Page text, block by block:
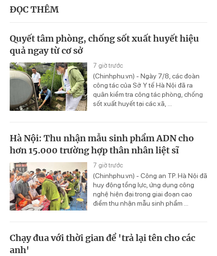
ĐỌC THÊM
Quyết tâm phòng, chống sốt xuất huyết hiệu
quả ngay từ cơ sở
7 giờ trước
(Chinhphu.vn) - Ngày 7/8, các đoàn
công tác của Sở Y tế Hà Nội đã ra
quân kiểm tra công tác phòng, chống
sốt xuất huyết tại các xã, ...
Hà Nội: Thu nhận mẫu sinh phẩm ADN cho
hơn 15.000 trường hợp thân nhân liệt sĩ
7 giờ trước
(Chinhphu.vn) - Công an TP. Hà Nội đã
huy động tổng lực, ứng dụng công
nghệ hiện đại trong giai đoạn cao
điểm thu nhận mẫu sinh phẩm ...
Chạy đua với thời gian để 'trả lại tên cho các
anh'